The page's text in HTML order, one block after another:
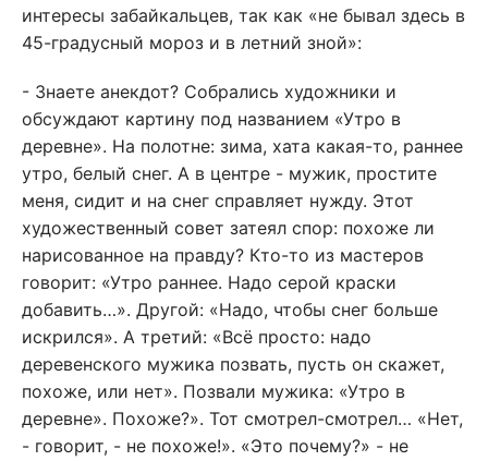
интересы забайкальцев, так как «не бывал здесь в
45-градусный мороз и в летний зной»:
- Знаете анекдот? Собрались художники и
обсуждают картину под названием «Утро в
деревне». На полотне: зима, хата какая-то, раннее
утро, белый снег. А в центре - мужик, простите
меня, сидит и на снег справляет нужду. Этот
художественный совет затеял спор: похоже ли
нарисованное на правду? Кто-то из мастеров
говорит: «Утро раннее. Надо серой краски
добавить…». Другой: «Надо, чтобы снег больше
искрился». А третий: «Всё просто: надо
деревенского мужика позвать, пусть он скажет,
похоже, или нет». Позвали мужика: «Утро в
деревне». Похоже?». Тот смотрел-смотрел… «Нет,
- говорит, - не похоже!». «Это почему?» - не